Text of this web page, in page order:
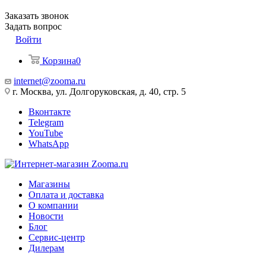
Заказать звонок
Задать вопрос
Войти
Корзина0
internet@zooma.ru
г. Москва, ул. Долгоруковская, д. 40, стр. 5
Вконтакте
Telegram
YouTube
WhatsApp
Магазины
Оплата и доставка
О компании
Новости
Блог
Сервис-центр
Дилерам